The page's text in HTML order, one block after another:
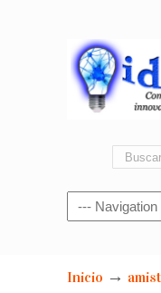
Inicio →